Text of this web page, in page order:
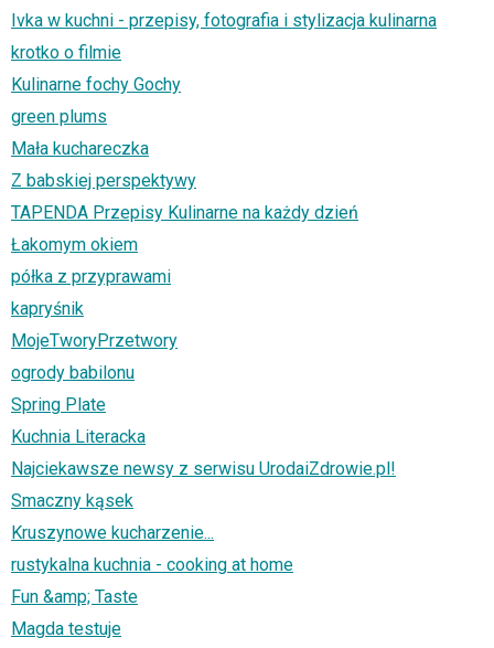
Ivka w kuchni - przepisy, fotografia i stylizacja kulinarna
krotko o filmie
Kulinarne fochy Gochy
green plums
Mała kuchareczka
Z babskiej perspektywy
TAPENDA Przepisy Kulinarne na każdy dzień
Łakomym okiem
półka z przyprawami
kapryśnik
MojeTworyPrzetwory
ogrody babilonu
Spring Plate
Kuchnia Literacka
Najciekawsze newsy z serwisu UrodaiZdrowie.pl!
Smaczny kąsek
Kruszynowe kucharzenie...
rustykalna kuchnia - cooking at home
Fun &amp; Taste
Magda testuje